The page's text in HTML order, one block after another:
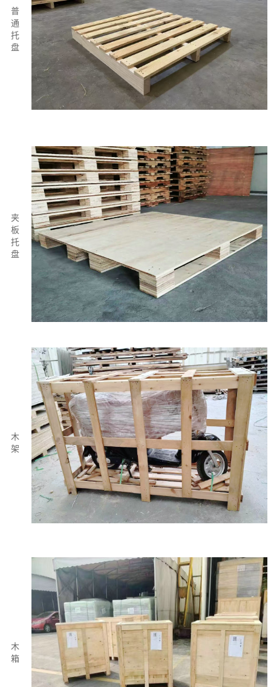
普
通
托
盘
夹
板
托
盘
木
架
木
箱